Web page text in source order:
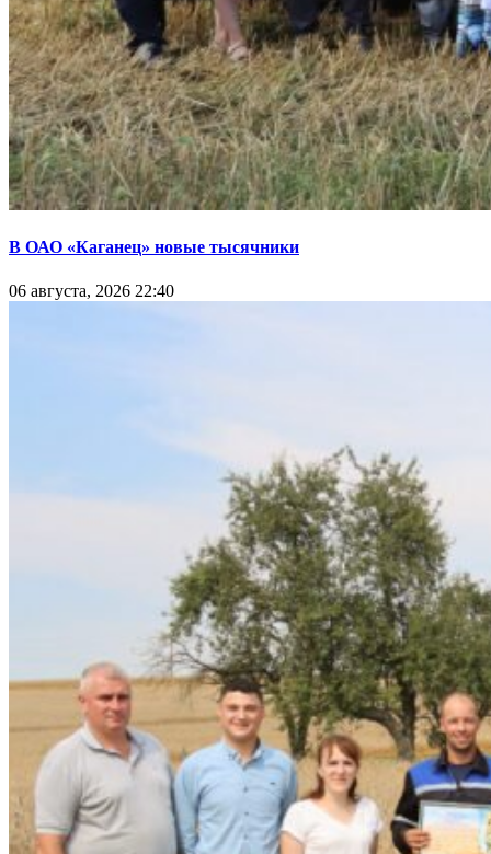
В ОАО «Каганец» новые тысячники
06 августа, 2026 22:40